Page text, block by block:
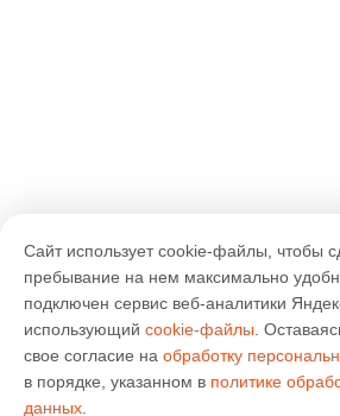
Сайт использует cookie-файлы, чтобы
пребывание на нем максимально
подключен сервис веб-аналитики
использующий cookie-файлы .
свое согласие на обработку
в порядке, указанном в политике
данных